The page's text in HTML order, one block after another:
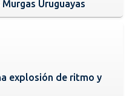
Uruguayas
explosión de ritmo y